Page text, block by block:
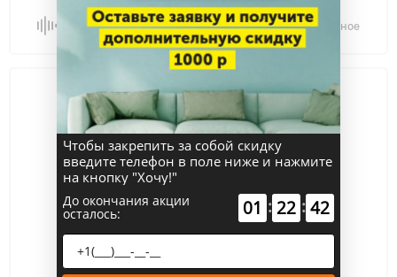
Сравнить В избранное
Чтобы закрепить за собой скидку
введите телефон в поле ниже и нажмите
на кнопку "Хочу!"
До окончания акции
осталось: 01 : 22 : 41